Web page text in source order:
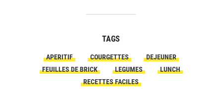
TAGS
APERITIF COURGETTES
DEJEUNER
FEUILLES DE BRICK
LEGUMES
LUNCH
RECETTES FACILES